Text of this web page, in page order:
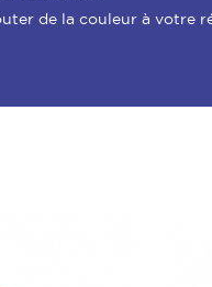
de la couleur à votre